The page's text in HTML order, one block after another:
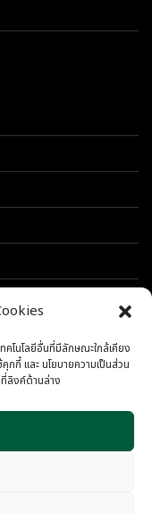
คโนโลยีอื่นที่มีลักษณะใกล้เคียง
กกี้ และ นโยบายความเป็นส่วน
ลิงค์ด้านล่าง